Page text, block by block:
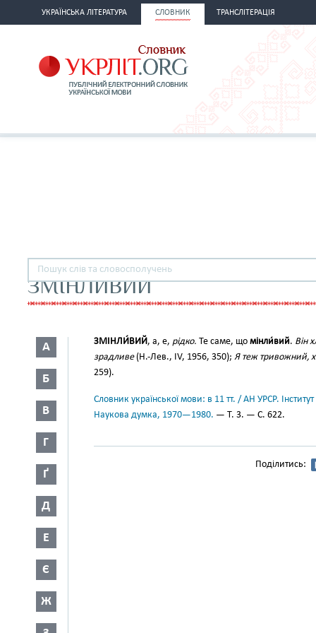
УКРАЇНСЬКА ЛІТЕРАТУРА СЛОВНИК ТРАНСЛІТЕРАЦІЯ
ЗМІНЛИВИЙ
А
Б
В
Г
Ґ
Д
Е
Є
Ж
ЗМІНЛИ́ВИЙ, а, е, рідко. Те саме, що мінли́вий. Він
зрадливе(Н.-Лев., IV, 1956, 350); Я теж тривожний,
259).
Словник української мови: в 11 тт. / АН УРСР.
Наукова думка, 1970—1980. — Т. 3. — С. 622.
Поділитись: